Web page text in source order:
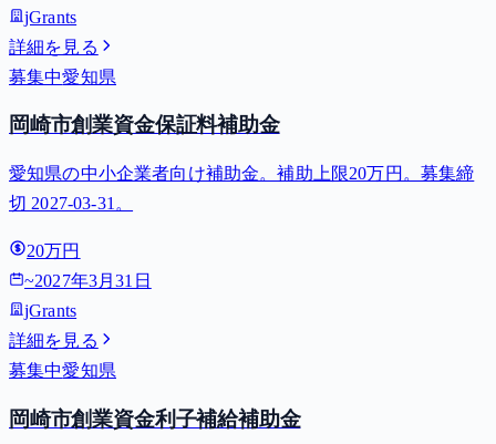
jGrants
詳細を見る
募集中愛知県
岡崎市創業資金保証料補助金
愛知県の中小企業者向け補助金。補助上限20万円。募集締
切 2027-03-31。
20万円
~2027年3月31日
jGrants
詳細を見る
募集中愛知県
岡崎市創業資金利子補給補助金